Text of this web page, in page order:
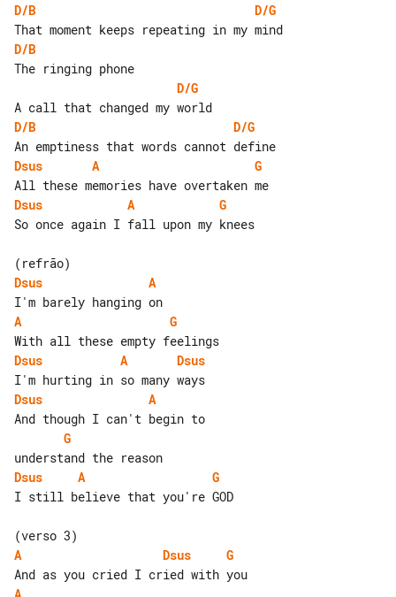
D/B
D/G
D/B
D/G
D/B
D/G
Dsus
A
G
Dsus
A
G
So once again I fall upon my knees
Dsus
A
A
G
Dsus
A
Dsus
Dsus
A
G
Dsus
A
G
I still believe that you're GOD
A
Dsus
G